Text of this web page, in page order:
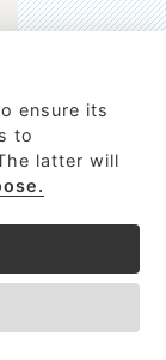
analyzátor
ensure its
to
latter will